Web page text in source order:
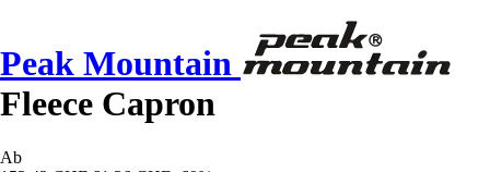
Peak Mountain
Fleece Capron
Ab